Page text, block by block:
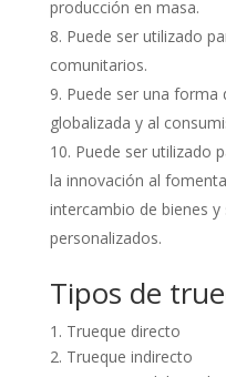
producción en masa.
Puede ser utilizado
comunitarios.
Puede ser una forma
globalizada y al
Puede ser utilizado
la innovación al
intercambio de bienes y
personalizados.
Tipos de
1. Trueque directo
2. Trueque indirecto